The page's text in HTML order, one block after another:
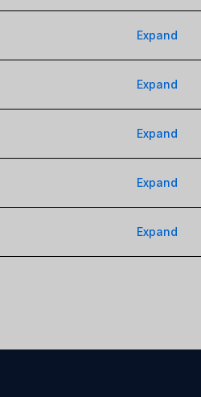
1 TP4T19 al mes por puesto
1 TP4T39/mes/capacidad
Expand
Expand
Expand
Expand
Expand